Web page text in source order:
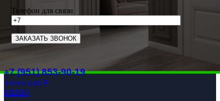
Телефон для связи
+7 (951) 853-90-19
0 items 0.00 ₽
МЕНЮ